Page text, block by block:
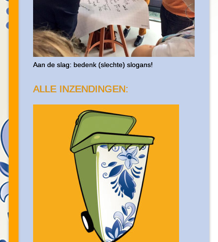
Aan de slag: bedenk (slechte) slogans!
ALLE INZENDINGEN: